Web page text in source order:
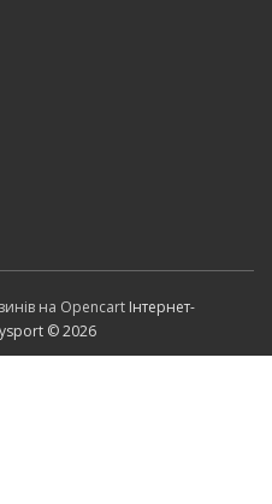
на Opencart Інтернет-
© 2026